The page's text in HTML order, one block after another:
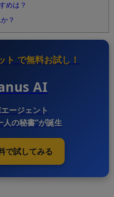
めは？
？
ト で無料お試し！
AI
ージェント
人の秘書”が誕生
で試してみる